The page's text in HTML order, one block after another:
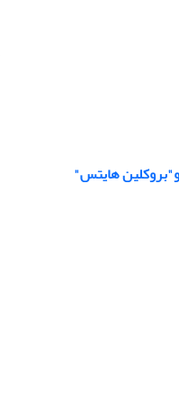
و"بروكلين هايتس"